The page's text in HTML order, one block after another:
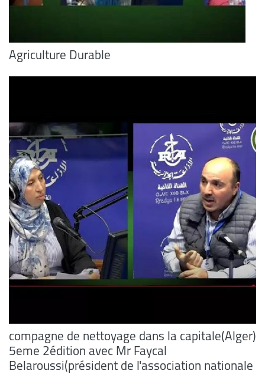
Agriculture Durable
compagne de nettoyage dans la capitale(Alger)
5eme 2édition avec Mr Faycal
Belaroussi(président de l'association nationale